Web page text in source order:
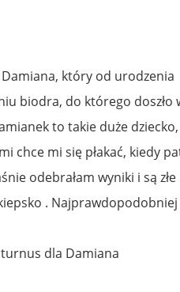
który od urodzenia
biodra, do którego doszło
to takie duże dziecko,
chce mi się płakać, kiedy
odebrałam wyniki i są złe
. Najprawdopodobniej
dla Damiana